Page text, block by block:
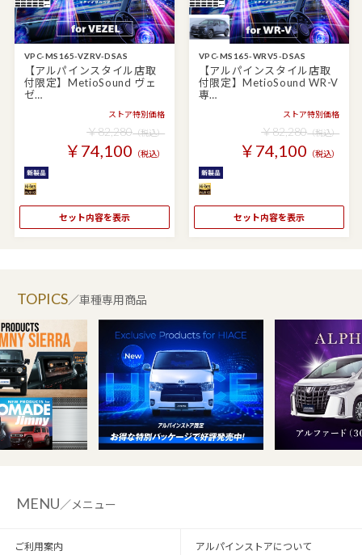
VPC-MS165-VZRV-DSAS
【アルパインスタイル店取
付限定】MetioSound ヴェ
ゼ…
ストア特別価格
￥82,280（税込）
￥74,100 （税込）
セット内容を表示
VPC-MS165-WRV5-DSAS
【アルパインスタイル店取
付限定】MetioSound WR-V
専…
ストア特別価格
￥82,280（税込）
￥74,100 （税込）
セット内容を表示
／車種専用商品
MENU／メニュー
ご利用案内 アルパインストアについて